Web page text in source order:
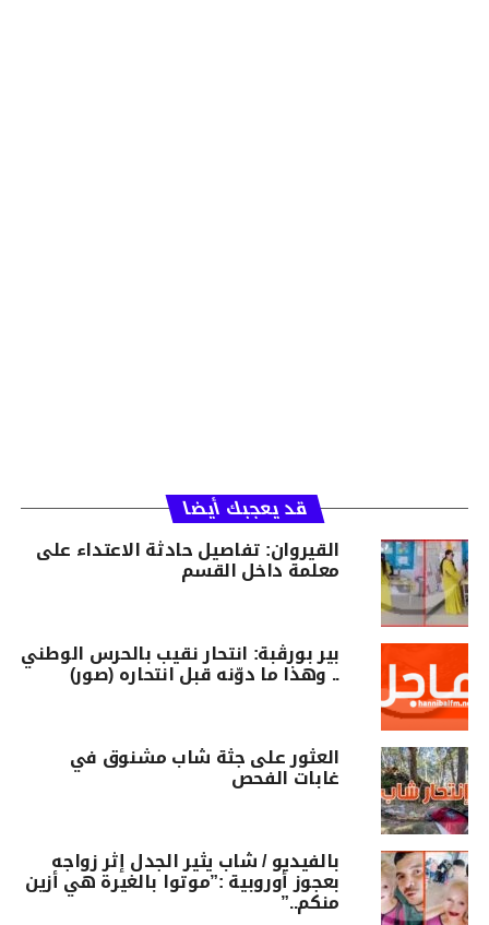
قد يعجبك أيضا
القيروان: تفاصيل حادثة الاعتداء على
معلمة داخل القسم
بير بورڨبة: انتحار نقيب بالحرس الوطني
.. وهذا ما دوّنه قبل انتحاره (صور)
العثور على جثة شاب مشنوق في
غابات الفحص
بالفيديو / شاب يثير الجدل إثر زواجه
بعجوز أوروبية :”موتوا بالغيرة هي أزين
منكم..”